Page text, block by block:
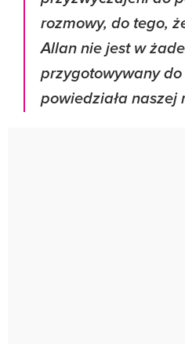
rozmowy, do tego,
Allan nie jest w
przygotowywany
powiedziała naszej